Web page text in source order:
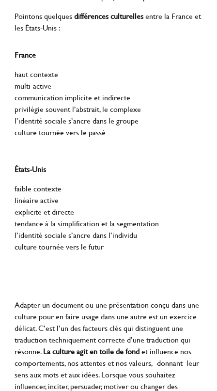
Pointons quelquesdifférences culturellesentre la France et
les États-Unis :
France
haut contexte
multi-active
communication implicite et indirecte
privilégie souvent l’abstrait, le complexe
l’identité sociale s’ancre dans le groupe
culture tournée vers le passé
États-Unis
faible contexte
linéaire active
explicite et directe
tendance à la simplification et la segmentation
l’identité sociale s’ancre dans l’individu
culture tournée vers le futur
Adapter un document ou une présentation conçu dans une
culture pour en faire usage dans une autre est un exercice
délicat. C’est l’un des facteurs clés qui distinguent une
traduction techniquement correcte d’une traduction qui
résonne.La culture agit en toile de fondet influence nos
comportements, nos attentes et nos valeurs, donnant leur
sens aux mots et aux idées. Lorsque vous souhaitez
influencer, inciter, persuader, motiver ou changer des